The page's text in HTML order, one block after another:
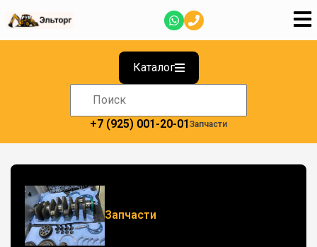
Каталог
+7 (925) 001-20-01 Запчасти
Запчасти